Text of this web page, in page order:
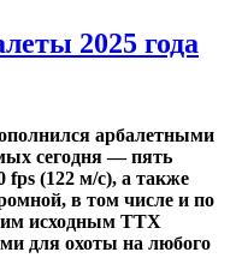
2025 года
арбалетными
сегодня — пять
fps (122 м/с), а также
в том числе и по
исходным ТТХ
для охоты на любого